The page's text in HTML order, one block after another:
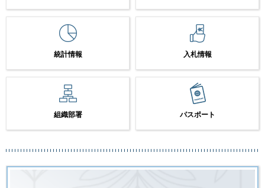
統計情報 入札情報
組織部署 パスポート